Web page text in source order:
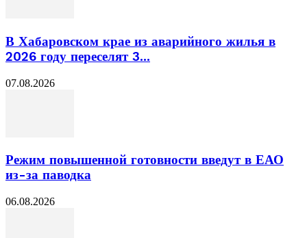
В Хабаровском крае из аварийного жилья в
2026 году переселят 3...
07.08.2026
Режим повышенной готовности введут в ЕАО
из-за паводка
06.08.2026